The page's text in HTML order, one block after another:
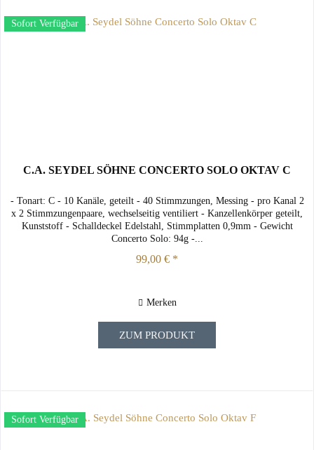
Sofort Verfügbar
C.A. SEYDEL SÖHNE CONCERTO SOLO OKTAV C
- Tonart: C - 10 Kanäle, geteilt - 40 Stimmzungen, Messing - pro Kanal 2
x 2 Stimmzungenpaare, wechselseitig ventiliert - Kanzellenkörper geteilt,
Kunststoff - Schalldeckel Edelstahl, Stimmplatten 0,9mm - Gewicht
Concerto Solo: 94g -...
99,00 € *
Merken
ZUM PRODUKT
Sofort Verfügbar